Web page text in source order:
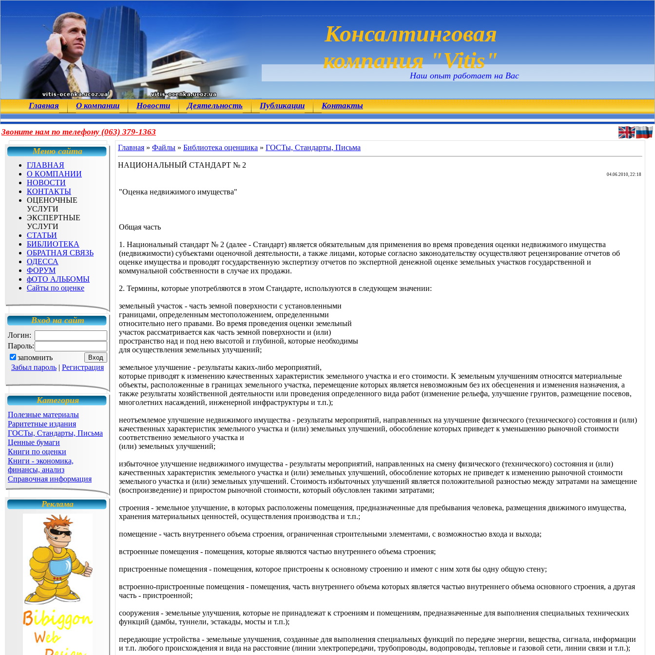
Консалтинговая
компания "Vitis"
Наш опыт работает на Вас
Главная О компании Новости Деятельность Публикации Контакты
Звоните нам по телефону (063) 379-1363
Меню сайта
ГЛАВНАЯ
О КОМПАНИИ
НОВОСТИ
КОНТАКТЫ
ОЦЕНОЧНЫЕ
УСЛУГИ
ЭКСПЕРТНЫЕ
УСЛУГИ
СТАТЬИ
БИБЛИОТЕКА
ОБРАТНАЯ СВЯЗЬ
ОДЕССА
ФОРУМ
фОТО АЛЬБОМЫ
Сайты по оценке
Вход на сайт
Логин:
Пароль:
запомнить
Забыл пароль | Регистрация
Категория
Полезные материалы
Раритетные издания
ГОСТы, Стандарты, Письма
Ценные бумаги
Книги по оценки
Книги - экономика,
финансы, анализ
Справочная информация
Реклама
Главная » Файлы » Библиотека оценщика » ГОСТы, Стандарты, Письма
НАЦИОНАЛЬНЫЙ СТАНДАРТ № 2
04.06.2010, 22:18
"Оценка недвижимого имущества"
Общая часть
1. Национальный стандарт № 2 (далее - Стандарт) является обязательным для применения во время проведения оценки недвижимого имущества
(недвижимости) субъектами оценочной деятельности, а также лицами, которые согласно законодательству осуществляют рецензирование отчетов об
оценке имущества и проводят государственную экспертизу отчетов по экспертной денежной оценке земельных участков государственной и
коммунальной собственности в случае их продажи.
2. Термины, которые употребляются в этом Стандарте, используются в следующем значении:
земельный участок - часть земной поверхности с установленными
границами, определенным местоположением, определенными
относительно него правами. Во время проведения оценки земельный
участок рассматривается как часть земной поверхности и (или)
пространство над и под нею высотой и глубиной, которые необходимы
для осуществления земельных улучшений;
земельное улучшение - результаты каких-либо мероприятий,
которые приводят к изменению качественных характеристик земельного участка и его стоимости. К земельным улучшениям относятся материальные
объекты, расположенные в границах земельного участка, перемещение которых является невозможным без их обесценения и изменения назначения, а
также результаты хозяйственной деятельности или проведения определенного вида работ (изменение рельефа, улучшение грунтов, размещение посевов,
многолетних насаждений, инженерной инфраструктуры и т.п.);
неотъемлемое улучшение недвижимого имущества - результаты мероприятий, направленных на улучшение физического (технического) состояния и (или)
качественных характеристик земельного участка и (или) земельных улучшений, обособление которых приведет к уменьшению рыночной стоимости
соответственно земельного участка и
(или) земельных улучшений;
избыточное улучшение недвижимого имущества - результаты мероприятий, направленных на смену физического (технического) состояния и (или)
качественных характеристик земельного участка и (или) земельных улучшений, обособление которых не приведет к изменению рыночной стоимости
земельного участка и (или) земельных улучшений. Стоимость избыточных улучшений является положительной разностью между затратами на замещение
(воспроизведение) и приростом рыночной стоимости, который обусловлен такими затратами;
строения - земельное улучшение, в которых расположены помещения, предназначенные для пребывания человека, размещения движимого имущества,
хранения материальных ценностей, осуществления производства и т.п.;
помещение - часть внутреннего объема строения, ограниченная строительными элементами, с возможностью входа и выхода;
встроенные помещения - помещения, которые являются частью внутреннего объема строения;
пристроенные помещения - помещения, которое пристроены к основному строению и имеют с ним хотя бы одну общую стену;
встроенно-пристроенные помещения - помещения, часть внутреннего объема которых является частью внутреннего объема основного строения, а другая
часть - пристроенной;
сооружения - земельные улучшения, которые не принадлежат к строениям и помещениям, предназначенные для выполнения специальных технических
функций (дамбы, туннели, эстакады, мосты и т.п.);
передающие устройства - земельные улучшения, созданные для выполнения специальных функций по передаче энергии, вещества, сигнала, информации
и т.п. любого происхождения и вида на расстояние (линии электропередачи, трубопроводы, водопроводы, тепловые и газовой сети, линии связи и т.п.);